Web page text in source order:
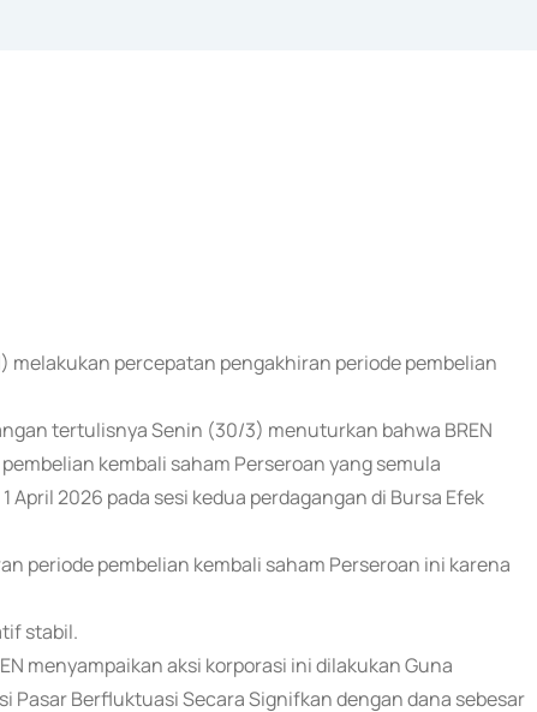
melakukan percepatan pengakhiran periode pembelian
tertulisnya Senin (30/3) menuturkan bahwa BREN
kembali saham Perseroan yang semula
2026 pada sesi kedua perdagangan di Bursa Efek
periode pembelian kembali saham Perseroan ini karena
stabil.
menyampaikan aksi korporasi ini dilakukan Guna
Pasar Berfluktuasi Secara Signifkan dengan dana sebesar